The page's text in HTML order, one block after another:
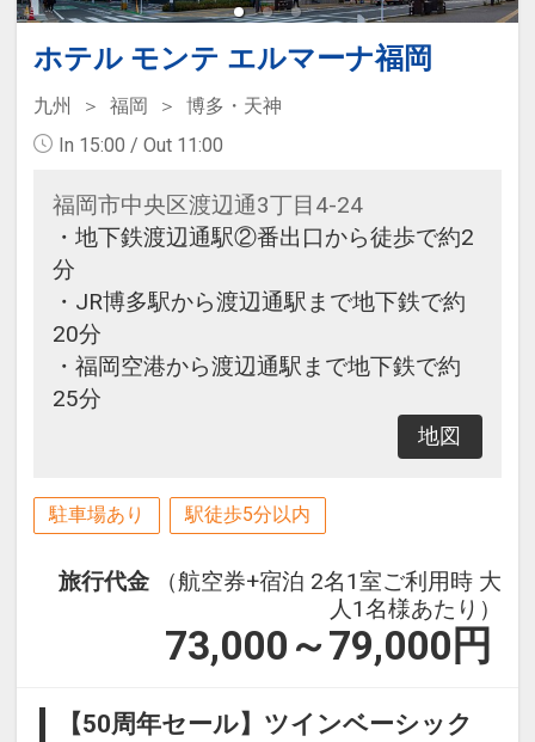
ホテル モンテ エルマーナ福岡
九州 福岡
博多・天神
In 15:00 / Out 11:00
福岡市中央区渡辺通3丁目4-24
・地下鉄渡辺通駅②番出口から徒歩で約2
分
・JR博多駅から渡辺通駅まで地下鉄で約
20分
・福岡空港から渡辺通駅まで地下鉄で約
25分
地図
駐車場あり 駅徒歩5分以内
旅行代金
（航空券+宿泊 2名1室ご利用時 大
人1名様あたり）
73,000～79,000 円
【50周年セール】ツインベーシック